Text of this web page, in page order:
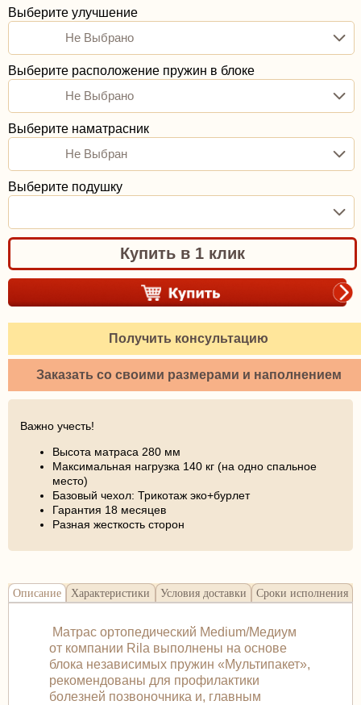
Выберите улучшение
Не Выбрано
Выберите расположение пружин в блоке
Не Выбрано
Выберите наматрасник
Не Выбран
Выберите подушку
Купить в 1 клик
Получить консультацию
Заказать со своими размерами и наполнением
Важно учесть!
Высота матраса 280 мм
Максимальная нагрузка 140 кг (на одно спальное
место)
Базовый чехол: Трикотаж эко+бурлет
Гарантия 18 месяцев
Разная жесткость сторон
Описание Характеристики Условия доставки Сроки исполнения
Матрас ортопедический Medium/Медиум
от компании Rila выполнены на основе
блока независимых пружин «Мультипакет»,
рекомендованы для профилактики
болезней позвоночника и, главным